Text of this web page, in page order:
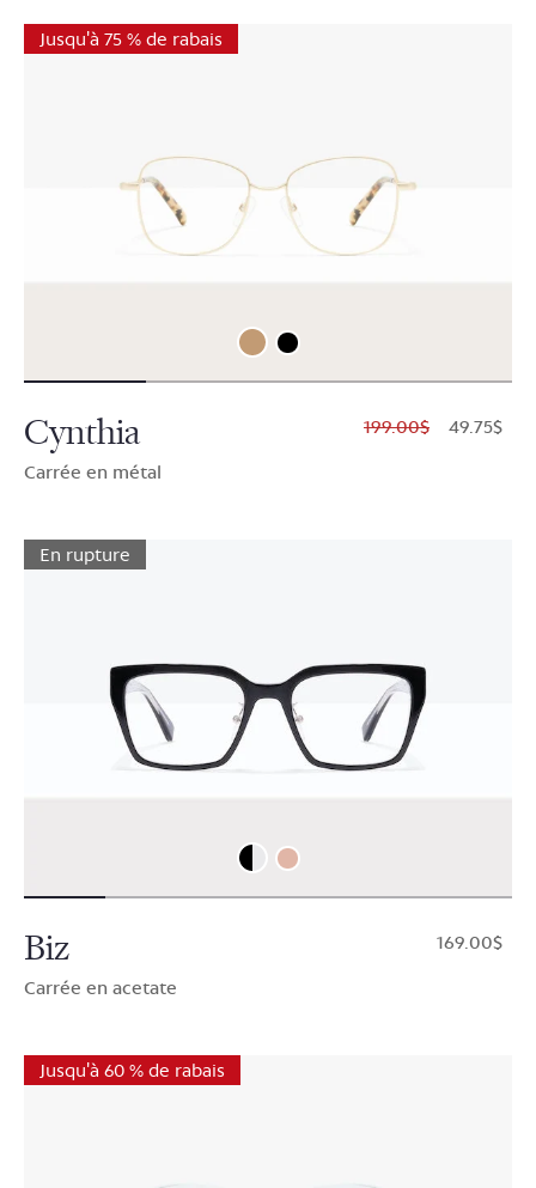
Jusqu'à 75 % de rabais
Cynthia
Carrée en métal
$199.00 $49.75
En rupture
Biz
Carrée en acetate
$169.00
Jusqu'à 60 % de rabais